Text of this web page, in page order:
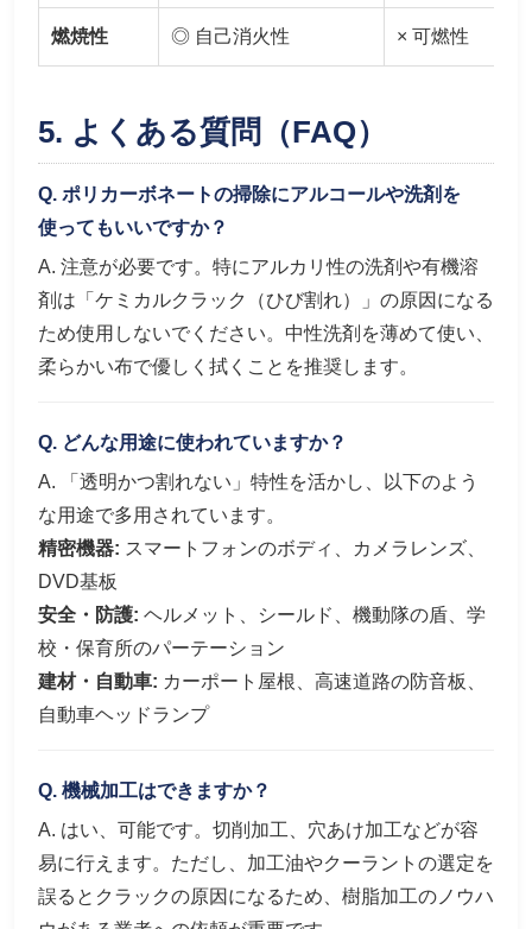
燃焼性 ◎ 自己消火性 × 可燃性
5. よくある質問（FAQ）
Q. ポリカーボネートの掃除にアルコールや洗剤を
使ってもいいですか？
A. 注意が必要です。特にアルカリ性の洗剤や有機溶
剤は「ケミカルクラック（ひび割れ）」の原因になる
ため使用しないでください。中性洗剤を薄めて使い、
柔らかい布で優しく拭くことを推奨します。
Q. どんな用途に使われていますか？
A. 「透明かつ割れない」特性を活かし、以下のよう
な用途で多用されています。
精密機器: スマートフォンのボディ、カメラレンズ、
DVD基板
安全・防護: ヘルメット、シールド、機動隊の盾、学
校・保育所のパーテーション
建材・自動車: カーポート屋根、高速道路の防音板、
自動車ヘッドランプ
Q. 機械加工はできますか？
A. はい、可能です。切削加工、穴あけ加工などが容
易に行えます。ただし、加工油やクーラントの選定を
誤るとクラックの原因になるため、樹脂加工のノウハ